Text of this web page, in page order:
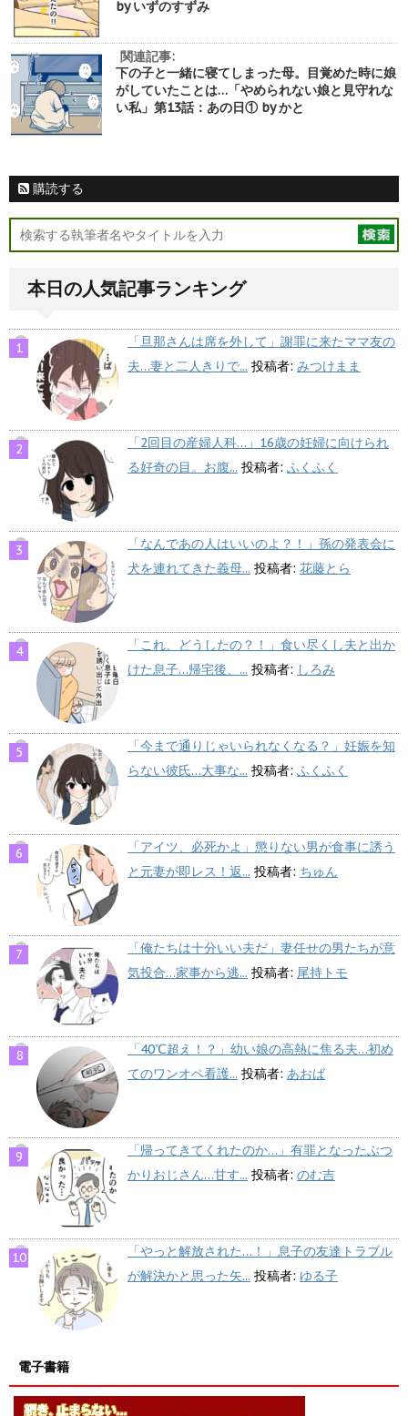
by いずのすずみ
関連記事:
下の子と一緒に寝てしまった母。目覚めた時に娘
がしていたことは…「やめられない娘と見守れな
い私」第13話：あの日① by かと
購読する
本日の人気記事ランキング
「旦那さんは席を外して」謝罪に来たママ友の
夫…妻と二人きりで... 投稿者: みつけまま
「2回目の産婦人科…」16歳の妊婦に向けられ
る好奇の目。お腹... 投稿者: ふくふく
「なんであの人はいいのよ？！」孫の発表会に
犬を連れてきた義母... 投稿者: 花藤とら
「これ、どうしたの？！」食い尽くし夫と出か
けた息子…帰宅後、... 投稿者: しろみ
「今まで通りじゃいられなくなる？」妊娠を知
らない彼氏…大事な... 投稿者: ふくふく
「アイツ、必死かよ」懲りない男が食事に誘う
と元妻が即レス！返... 投稿者: ちゅん
「俺たちは十分いい夫だ」妻任せの男たちが意
気投合…家事から逃... 投稿者: 尾持トモ
「40℃超え！？」幼い娘の高熱に焦る夫…初め
てのワンオペ看護... 投稿者: あおば
「帰ってきてくれたのか…」有罪となったぶつ
かりおじさん…甘す... 投稿者: のむ吉
「やっと解放された…！」息子の友達トラブル
が解決かと思った矢... 投稿者: ゆる子
電子書籍